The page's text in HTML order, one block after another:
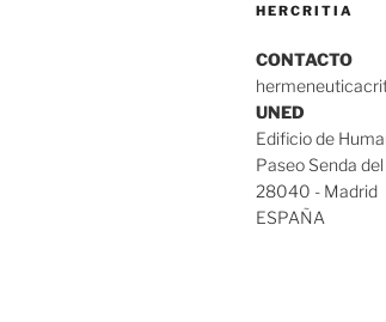
HERCRITIA
CONTACTO
UNED
Edificio de
Paseo Senda del
28040 - Madrid
ESPAÑA